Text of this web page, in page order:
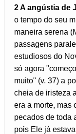
2 A angústia de
o tempo do seu
maneira serena
passagens
estudiosos do
só agora
muito" (v. 37) a
cheia de iristeza
era a morte, mas
pecados de toda
pois Ele já